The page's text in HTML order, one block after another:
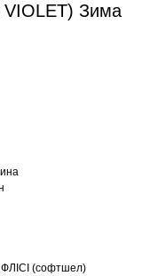
Зима
ФЛІСІ (софтшел)